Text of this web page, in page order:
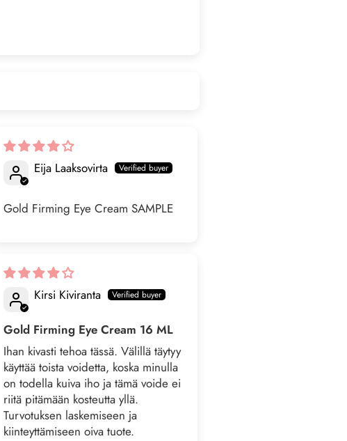
Eija Laaksovirta
Gold Firming Eye Cream SAMPLE
Kirsi Kiviranta
Gold Firming Eye Cream 16 ML
Ihan kivasti tehoa tässä. Välillä täytyy
käyttää toista voidetta, koska minulla
on todella kuiva iho ja tämä voide ei
riitä pitämään kosteutta yllä.
Turvotuksen laskemiseen ja
kiinteyttämiseen oiva tuote.